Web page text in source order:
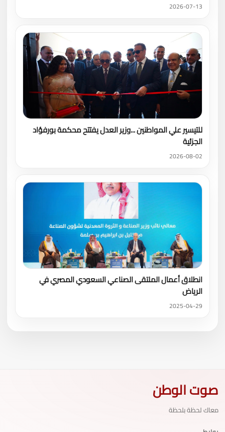
2026-07-13
للتيسير علي المواطنين ...وزير العدل يفتتح محكمة بورفؤاد
الجزئية
2026-08-02
انطلاق أعمال الملتقى الصناعي السعودي المصري في
الرياض
2025-04-29
صوت الوطن
معاك لحظة بلحظة